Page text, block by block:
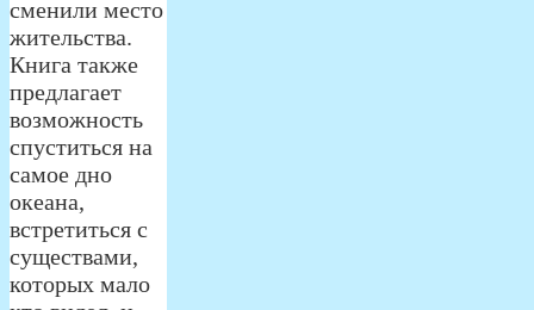
сменили место
жительства.
Книга также
предлагает
возможность
спуститься на
самое дно
океана,
встретиться с
существами,
которых мало